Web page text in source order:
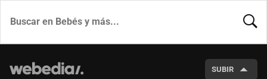
SUBIR